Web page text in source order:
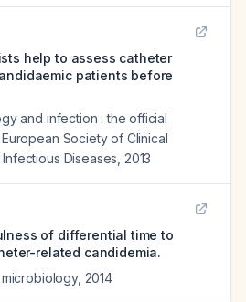
help to assess catheter
patients before
and infection : the official
Society of Clinical
Diseases 2013
of differential time to
related candidemia.
, 2014